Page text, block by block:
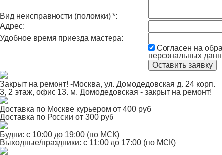
Вид неисправности (поломки) *:
Адрес:
Удобное время приезда мастера:
Согласен на
персональных
Закрыт на ремонт! -Москва, ул. Домодедовская д. 24 корп.
3, 2 этаж, офис 13. м. Домодедовская - закрыт на ремонт!
Доставка по Москве курьером от 400 руб
Доставка по России от 300 руб
Будни: с 10:00 до 19:00 (по МСК)
Выходные/праздники: с 11:00 до 17:00 (по МСК)